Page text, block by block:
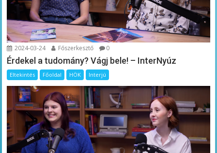
2024-03-24 Főszerkesztő 0
Érdekel a tudomány? Vágj bele! – InterNyúz
Eltekintés Főoldal HÖK Interjú